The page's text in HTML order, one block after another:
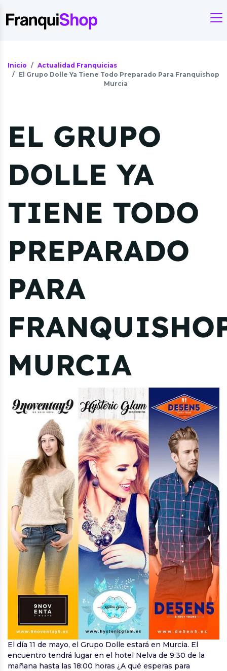
Inicio
Actualidad Franquicias
El Grupo Dolle Ya Tiene Todo Preparado Para Franquishop
Murcia
EL GRUPO
DOLLE YA
TIENE TODO
PREPARADO
PARA
MURCIA
El día 11 de mayo, el Grupo Dolle estará en Murcia. El
encuentro tendrá lugar en el hotel Nelva de 9:30 de la
mañana hasta las 18:00 horas ¿A qué esperas para